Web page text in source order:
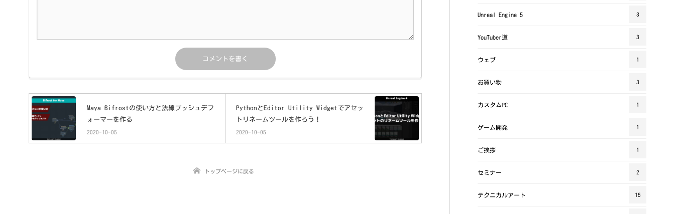
Maya Bifrostの使い方と法線プッシュデフ
ォーマーを作る
2020-10-05
PythonとEditor Utility Widgetでアセッ
トリネームツールを作ろう！
2020-10-05
トップページに戻る
Unreal Engine 5 3
YouTuber道 3
ウェブ 1
お買い物 3
カスタムPC 1
ゲーム開発 1
ご挨拶 1
セミナー 2
テクニカルアート 15